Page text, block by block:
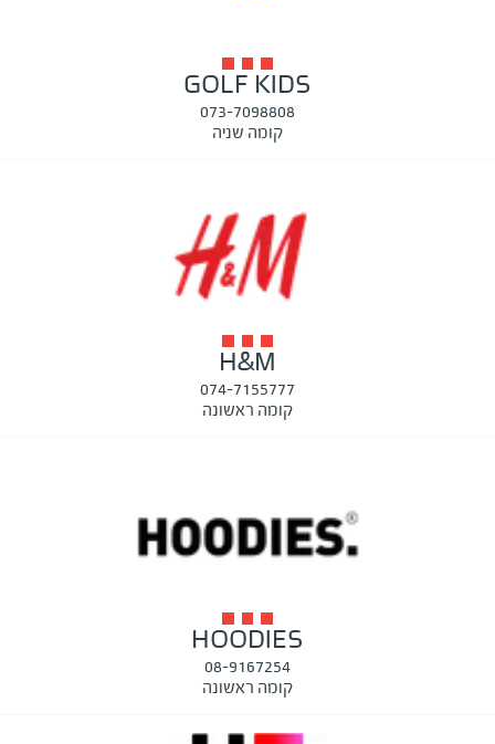
GOLF KIDS
073-7098808
קומה שניה
H&M
074-7155777
קומה ראשונה
HOODIES
08-9167254
קומה ראשונה